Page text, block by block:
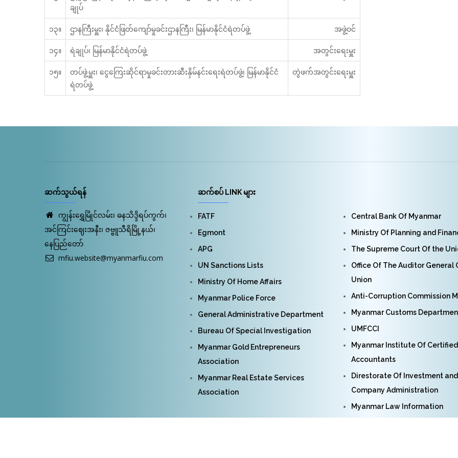
ချုပ်
၁၃။ ဌာနကြီးမှူး၊ နိုင်ငံဖြတ်ကျော်မှုခင်းဌာနကြီး၊ မြန်မာနိုင်ငံရဲတပ်ဖွဲ့ အဖွဲ့ဝင်
၁၄။ ရဲချုပ်၊ မြန်မာနိုင်ငံရဲတပ်ဖွဲ့ အတွင်းရေးမှူး
၁၅။
တပ်ဖွဲ့မှူး၊ ငွေကြေးဆိုင်ရာမှုခင်းတားဆီးနှိမ်နင်းရေးရဲတပ်ဖွဲ့၊ မြန်မာနိုင်ငံ
ရဲတပ်ဖွဲ့
တွဲဖက်အတွင်းရေးမှူး
ဆက်သွယ်ရန်
ကျွန်းရွှေမြိုင်လမ်း၊ ဓနသိဒ္ဒိရပ်ကွက်၊
အင်ကြင်းဈေးအနီး၊ ဇဗ္ဗူသီရိမြို့နယ်၊
နေပြည်တော်
mfiu.website@myanmarfiu.com
ဆက်စပ် LINK များ
FATF
Egmont
APG
UN Sanctions Lists
Ministry Of Home Affairs
Myanmar Police Force
General Administrative Department
Bureau Of Special Investigation
Myanmar Gold Entrepreneurs
Association
Myanmar Real Estate Services
Association
Central Bank Of Myanmar
Ministry Of Planning and
The Supreme Court Of the
Office Of The Auditor General
Union
Anti-Corruption Commission
Myanmar Customs
UMFCCI
Myanmar Institute Of
Accountants
Direstorate Of Investment and
Company Administration
Myanmar Law Information